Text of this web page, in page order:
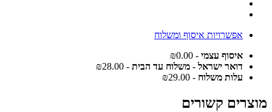
אפשרויות איסוף ומשלוח
איסוף עצמי - ₪0.00
דואר ישראל - משלוח עד הבית - ₪28.00
עלות משלוח - ₪29.00
מוצרים קשורים